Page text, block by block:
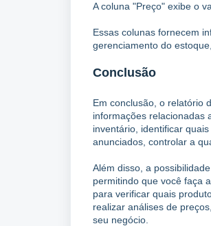
A coluna "Preço" exibe o
Essas colunas fornecem
gerenciamento do
Conclusão
Em conclusão, o relatório
informações relacionadas
inventário, identificar
anunciados, controlar a
Além disso, a
permitindo que você faça
para verificar quais
realizar análises de
seu negócio.